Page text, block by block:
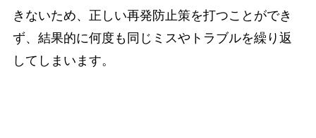
きないため、正しい再発防止策を打つことができ
ず、結果的に何度も同じミスやトラブルを繰り返
してしまいます。